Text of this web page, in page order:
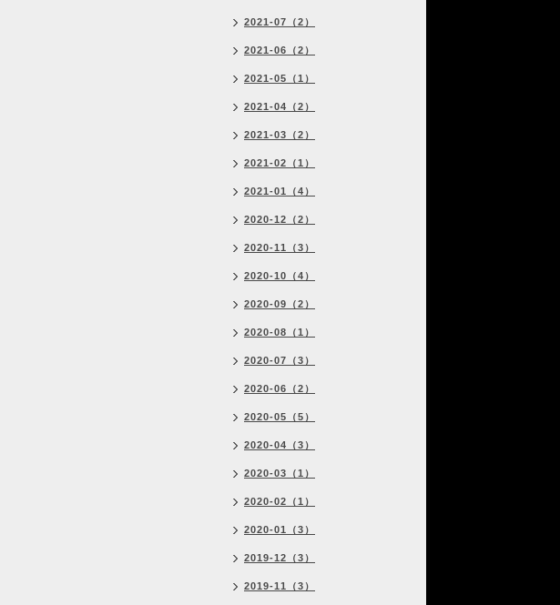
2021-07（2）
2021-06（2）
2021-05（1）
2021-04（2）
2021-03（2）
2021-02（1）
2021-01（4）
2020-12（2）
2020-11（3）
2020-10（4）
2020-09（2）
2020-08（1）
2020-07（3）
2020-06（2）
2020-05（5）
2020-04（3）
2020-03（1）
2020-02（1）
2020-01（3）
2019-12（3）
2019-11（3）